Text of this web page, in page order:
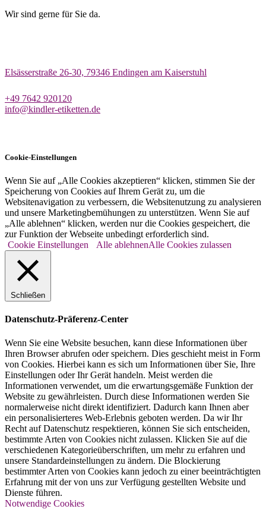
Wir sind gerne für Sie da.
Elsässerstraße 26-30, 79346 Endingen am Kaiserstuhl
+49 7642 920120
info@kindler-etiketten.de
Cookie-Einstellungen
Wenn Sie auf „Alle Cookies akzeptieren“ klicken, stimmen Sie der
Speicherung von Cookies auf Ihrem Gerät zu, um die
Websitenavigation zu verbessern, die Websitenutzung zu analysieren
und unsere Marketingbemühungen zu unterstützen. Wenn Sie auf
„Alle ablehnen“ klicken, werden nur die Cookies gespeichert, die
zur Funktion der Webseite unbedingt erforderlich sind.
Cookie Einstellungen
Alle ablehnenAlle Cookies zulassen
Schließen
Datenschutz-Präferenz-Center
Wenn Sie eine Website besuchen, kann diese Informationen über
Ihren Browser abrufen oder speichern. Dies geschieht meist in Form
von Cookies. Hierbei kann es sich um Informationen über Sie, Ihre
Einstellungen oder Ihr Gerät handeln. Meist werden die
Informationen verwendet, um die erwartungsgemäße Funktion der
Website zu gewährleisten. Durch diese Informationen werden Sie
normalerweise nicht direkt identifiziert. Dadurch kann Ihnen aber
ein personalisierteres Web-Erlebnis geboten werden. Da wir Ihr
Recht auf Datenschutz respektieren, können Sie sich entscheiden,
bestimmte Arten von Cookies nicht zulassen. Klicken Sie auf die
verschiedenen Kategorieüberschriften, um mehr zu erfahren und
unsere Standardeinstellungen zu ändern. Die Blockierung
bestimmter Arten von Cookies kann jedoch zu einer beeinträchtigten
Erfahrung mit der von uns zur Verfügung gestellten Website und
Dienste führen.
Notwendige Cookies